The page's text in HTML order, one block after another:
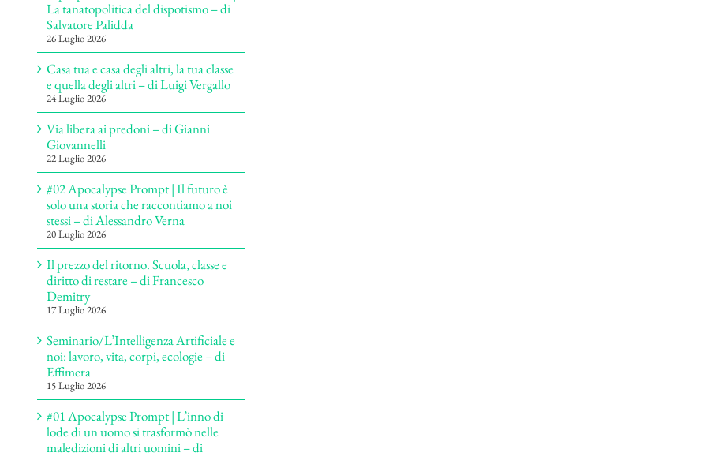
La tanatopolitica del dispotismo – di
Salvatore Palidda
26 Luglio 2026
Casa tua e casa degli altri, la tua classe
e quella degli altri – di Luigi Vergallo
24 Luglio 2026
Via libera ai predoni – di Gianni
Giovannelli
22 Luglio 2026
#02 Apocalypse Prompt | Il futuro è
solo una storia che raccontiamo a noi
stessi – di Alessandro Verna
20 Luglio 2026
Il prezzo del ritorno. Scuola, classe e
diritto di restare – di Francesco
Demitry
17 Luglio 2026
Seminario/L’Intelligenza Artificiale e
noi: lavoro, vita, corpi, ecologie – di
Effimera
15 Luglio 2026
#01 Apocalypse Prompt | L’inno di
lode di un uomo si trasformò nelle
maledizioni di altri uomini – di